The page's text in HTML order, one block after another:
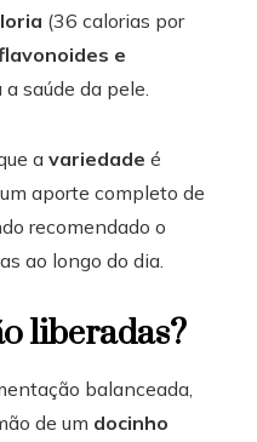
(36 calorias por
e
a saúde da pele.
a variedade é
aporte completo de
recomendado o
ao longo do dia.
liberadas?
balanceada,
de um docinho